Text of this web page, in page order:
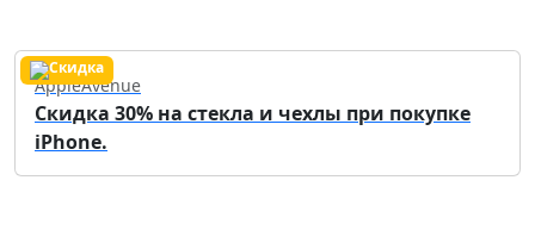
AppleAvenue
Cкидка 30% на стекла и чехлы при покупке
iPhone.